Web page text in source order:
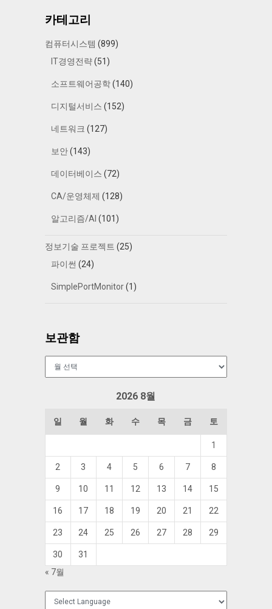
카테고리
컴퓨터시스템 (899)
IT경영전략(51)
소프트웨어공학(140)
디지털서비스 (152)
네트워크 (127)
보안(143)
데이터베이스 (72)
CA/운영체제 (128)
알고리즘/AI (101)
정보기술 프로젝트 (25)
파이썬 (24)
SimplePortMonitor(1)
보관함
2026 8월
일 월 화 수 목 금 토
1
2 3 4 5 6 7 8
9 10 11 12 13 14 15
16 17 18 19 20 21 22
23 24 25 26 27 28 29
30
31
« 7월